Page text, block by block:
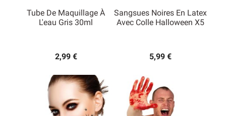
Tube De Maquillage À
L'eau Gris 30ml
2,99 €
Sangsues Noires En Latex
Avec Colle Halloween X5
5,99 €